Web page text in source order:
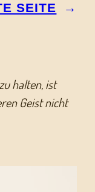
SEITE →
halten, ist
Geist nicht